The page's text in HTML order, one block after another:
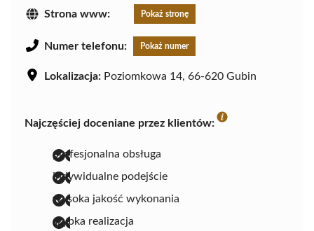
Strona www: Pokaż stronę
Numer telefonu: Pokaż numer
Lokalizacja: Poziomkowa 14, 66-620 Gubin
Najczęściej doceniane przez klientów:
profesjonalna obsługa
indywidualne podejście
wysoka jakość wykonania
szybka realizacja